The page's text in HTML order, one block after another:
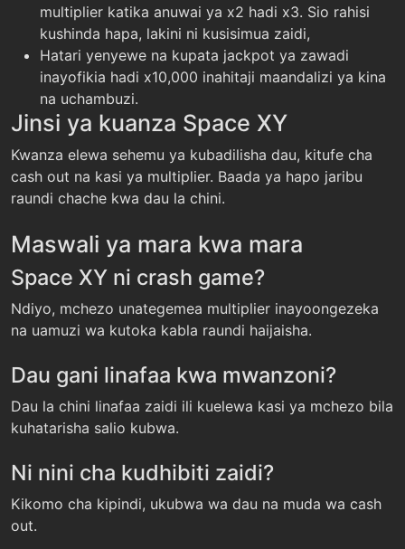
multiplier katika anuwai ya x2 hadi x3. Sio rahisi
kushinda hapa, lakini ni kusisimua zaidi,
Hatari yenyewe na kupata jackpot ya zawadi
inayofikia hadi x10,000 inahitaji maandalizi ya kina
na uchambuzi.
Jinsi ya kuanza Space XY
Kwanza elewa sehemu ya kubadilisha dau, kitufe cha
cash out na kasi ya multiplier. Baada ya hapo jaribu
raundi chache kwa dau la chini.
Maswali ya mara kwa mara
Space XY ni crash game?
Ndiyo, mchezo unategemea multiplier inayoongezeka
na uamuzi wa kutoka kabla raundi haijaisha.
Dau gani linafaa kwa mwanzoni?
Dau la chini linafaa zaidi ili kuelewa kasi ya mchezo bila
kuhatarisha salio kubwa.
Ni nini cha kudhibiti zaidi?
Kikomo cha kipindi, ukubwa wa dau na muda wa cash
out.